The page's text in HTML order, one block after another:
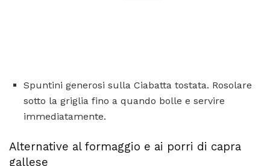
Spuntini generosi sulla Ciabatta tostata. Rosolare
sotto la griglia fino a quando bolle e servire
immediatamente.
Alternative al formaggio e ai porri di capra
gallese